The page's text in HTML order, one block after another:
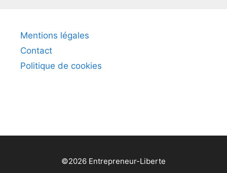
Mentions légales
Contact
Politique de cookies
©2026 Entrepreneur-Liberte